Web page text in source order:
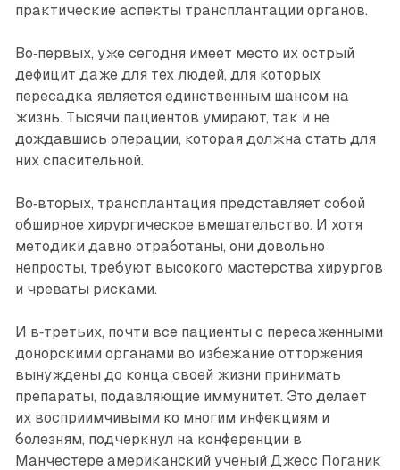
практические аспекты трансплантации органов.
Во‑первых, уже сегодня имеет место их острый
дефицит даже для тех людей, для которых
пересадка является единственным шансом на
жизнь. Тысячи пациентов умирают, так и не
дождавшись операции, которая должна стать для
них спасительной.
Во‑вторых, трансплантация представляет собой
обширное хирургическое вмешательство. И хотя
методики давно отработаны, они довольно
непросты, требуют высокого мастерства хирургов
и чреваты рисками.
И в‑третьих, почти все пациенты с пересаженными
донорскими органами во избежание отторжения
вынуждены до конца своей жизни принимать
препараты, подавляющие иммунитет. Это делает
их восприимчивыми ко многим инфекциям и
болезням, подчеркнул на конференции в
Манчестере американский ученый Джесс Поганик